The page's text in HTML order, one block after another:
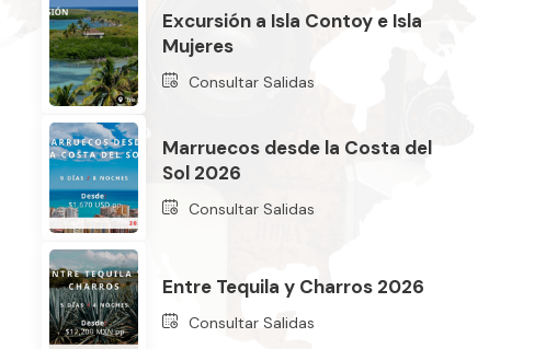
Buscar
Excursión a Isla Contoy e Isla
Mujeres
Consultar Salidas
Marruecos desde la Costa del
Sol 2026
Consultar Salidas
Entre Tequila y Charros 2026
Consultar Salidas